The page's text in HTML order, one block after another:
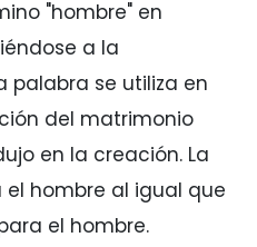
"hombre" en
a la
palabra se utiliza en
del matrimonio
en la creación. La
hombre al igual que
el hombre.